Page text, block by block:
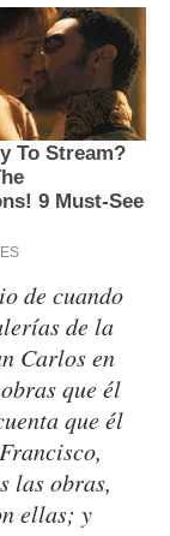
de cuando
de la
Carlos en
que él
que él
las obras,
ellas; y